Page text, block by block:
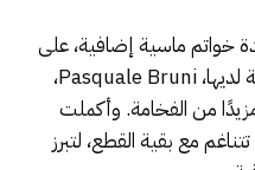
خواتم ماسية إضافية، على
الأرجح من دار المجوهرات المفضلة لديها، Pasquale Bruni،
من الفخامة. وأكملت
مع بقية القطع، لتبرز